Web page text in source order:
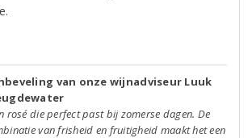
van onze wijnadviseur Luuk
rosé die perfect past bij zomerse dagen. De
van frisheid en fruitigheid maakt het een